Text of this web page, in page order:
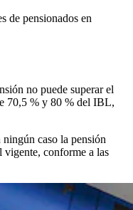
de pensionados en
no puede superar el
70,5 % y 80 % del IBL,
caso la pensión
conforme a las